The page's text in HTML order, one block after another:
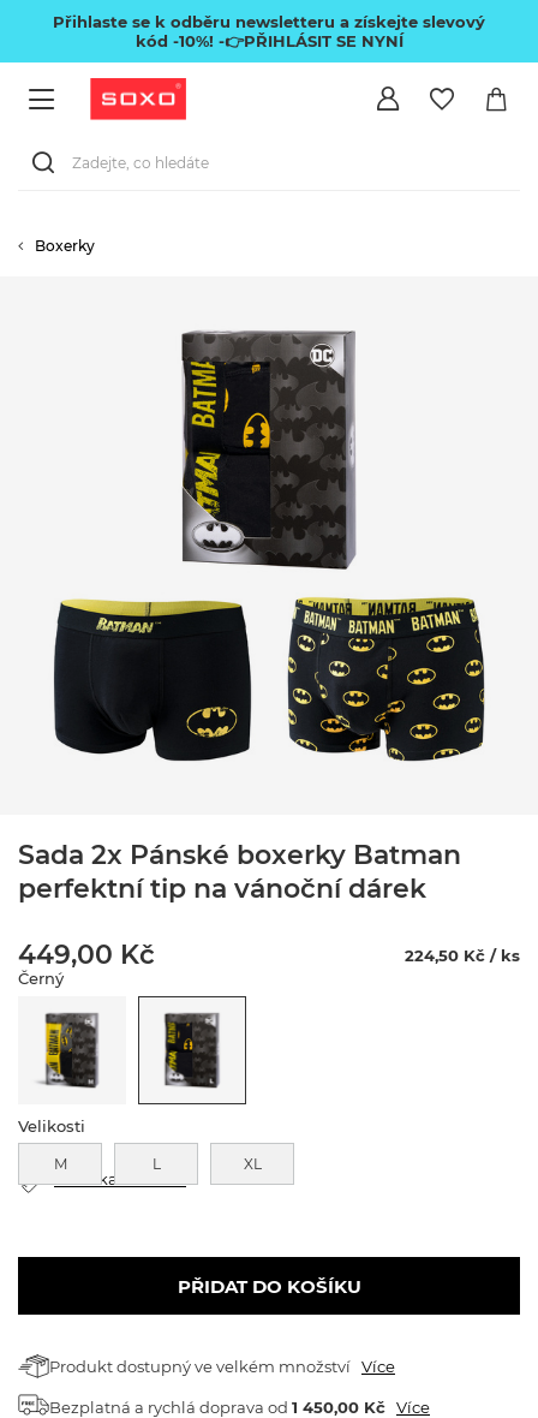
Přihlaste se k odběru newsletteru a získejte slevový
kód -10%! -👉PŘIHLÁSIT SE NYNÍ
Boxerky
Sada 2x Pánské boxerky Batman
perfektní tip na vánoční dárek
449,00 Kč
224,50 Kč / ks
Černý
Velikosti
M L XL
Tabulka velikostí
PŘIDAT DO KOŠÍKU
Produkt dostupný ve velkém množství Více
Bezplatná a rychlá doprava od 1 450,00 Kč Více